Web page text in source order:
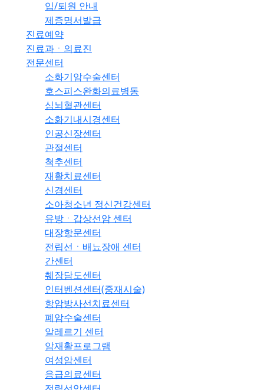
입/퇴원 안내
제증명서발급
진료예약
진료과ㆍ의료진
전문센터
소화기암수술센터
호스피스완화의료병동
심뇌혈관센터
소화기내시경센터
인공신장센터
관절센터
척추센터
재활치료센터
신경센터
소아청소년 정신건강센터
유방ㆍ갑상선암 센터
대장항문센터
전립선ㆍ배뇨장애 센터
간센터
췌장담도센터
인터벤션센터(중재시술)
항암방사선치료센터
폐암수술센터
알레르기 센터
암재활프로그램
여성암센터
응급의료센터